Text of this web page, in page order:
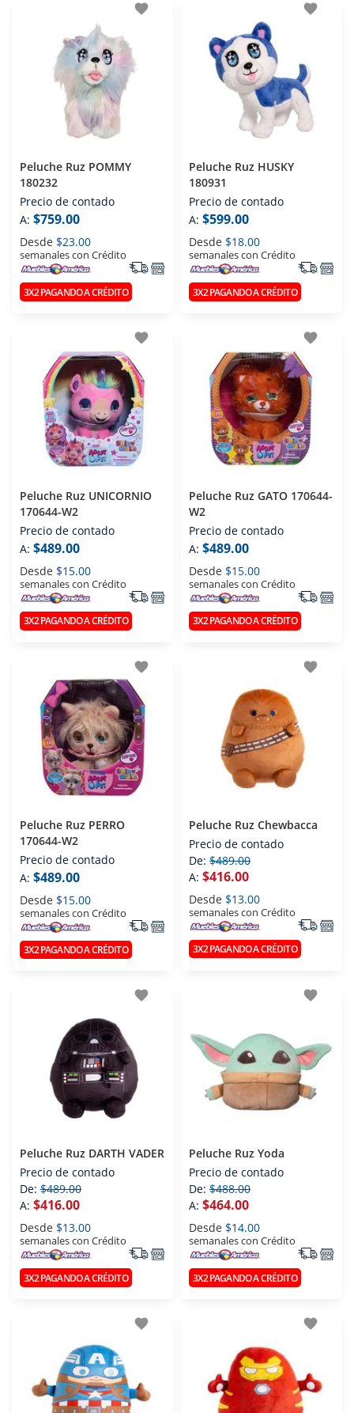
favorite
Peluche Ruz POMMY
180232
Precio de contado
A: $759.00
Desde $23.00
semanales con Crédito
3X2 PAGANDO A CRÉDITO
favorite
Peluche Ruz HUSKY
180931
Precio de contado
A: $599.00
Desde $18.00
semanales con Crédito
3X2 PAGANDO A CRÉDITO
favorite
Peluche Ruz UNICORNIO
170644-W2
Precio de contado
A: $489.00
Desde $15.00
semanales con Crédito
3X2 PAGANDO A CRÉDITO
favorite
Peluche Ruz GATO 170644-
W2
Precio de contado
A: $489.00
Desde $15.00
semanales con Crédito
3X2 PAGANDO A CRÉDITO
favorite
Peluche Ruz PERRO
170644-W2
Precio de contado
A: $489.00
Desde $15.00
semanales con Crédito
3X2 PAGANDO A CRÉDITO
favorite
Peluche Ruz Chewbacca
Precio de contado
De: $489.00
A: $416.00
Desde $13.00
semanales con Crédito
3X2 PAGANDO A CRÉDITO
favorite
Peluche Ruz DARTH VADER
Precio de contado
De: $489.00
A: $416.00
Desde $13.00
semanales con Crédito
3X2 PAGANDO A CRÉDITO
favorite
Peluche Ruz Yoda
Precio de contado
De: $488.00
A: $464.00
Desde $14.00
semanales con Crédito
3X2 PAGANDO A CRÉDITO
favorite favorite